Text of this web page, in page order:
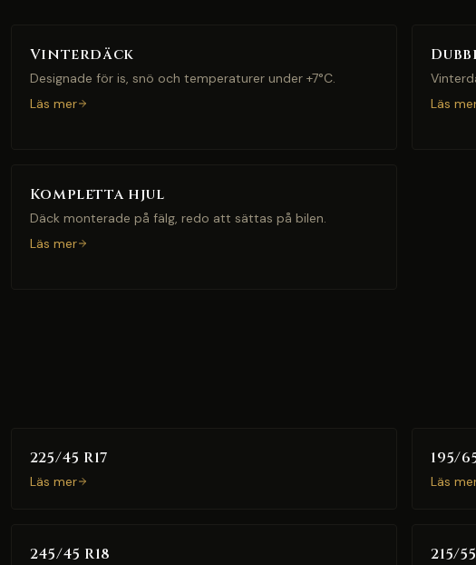
Vinterdäck
Designade för is, snö och temperaturer under +7°C.
Läs mer
Läs
Kompletta hjul
Däck monterade på fälg, redo att sättas på bilen.
Läs mer
225/45 R17
Läs mer
195/
Läs
245/45 R18 215/